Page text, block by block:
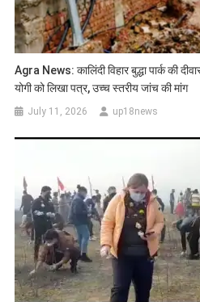
Agra News: कालिंदी विहार बुद्धा पार्क की
योगी को लिखा पत्र, उच्च स्तरीय जांच की मांग
July 11, 2026 up18news